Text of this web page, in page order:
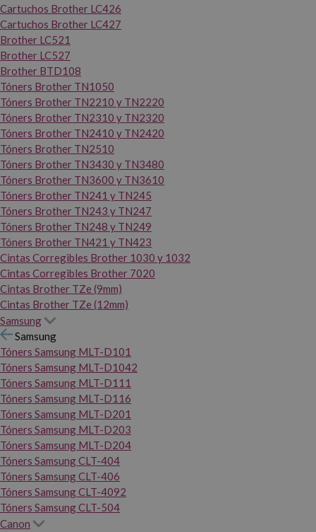
Cartuchos Brother LC426
Cartuchos Brother LC427
Brother LC521
Brother LC527
Brother BTD108
Tóners Brother TN1050
Tóners Brother TN2210 y TN2220
Tóners Brother TN2310 y TN2320
Tóners Brother TN2410 y TN2420
Tóners Brother TN2510
Tóners Brother TN3430 y TN3480
Tóners Brother TN3600 y TN3610
Tóners Brother TN241 y TN245
Tóners Brother TN243 y TN247
Tóners Brother TN248 y TN249
Tóners Brother TN421 y TN423
Cintas Corregibles Brother 1030 y 1032
Cintas Corregibles Brother 7020
Cintas Brother TZe (9mm)
Cintas Brother TZe (12mm)
Samsung
Samsung
Tóners Samsung MLT-D101
Tóners Samsung MLT-D1042
Tóners Samsung MLT-D111
Tóners Samsung MLT-D116
Tóners Samsung MLT-D201
Tóners Samsung MLT-D203
Tóners Samsung MLT-D204
Tóners Samsung CLT-404
Tóners Samsung CLT-406
Tóners Samsung CLT-4092
Tóners Samsung CLT-504
Canon